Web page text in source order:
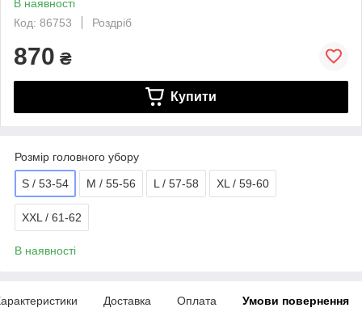
В наявності
Код: 86753
Роздріб
870 ₴
Купити
Розмір головного убору
S / 53-54 M / 55-56 L / 57-58 XL / 59-60
XXL / 61-62
В наявності
Доставка Оплата Умови повернення